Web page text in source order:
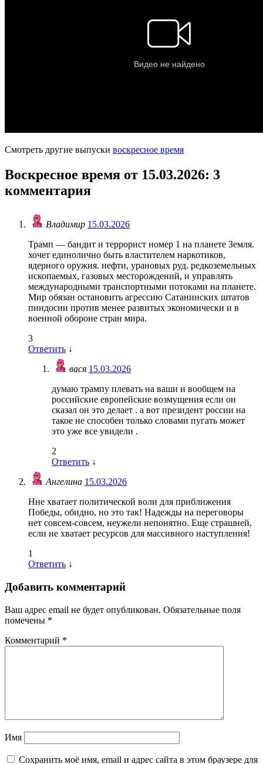
Смотреть другие выпуски воскресное время
Воскресное время от 15.03.2026: 3
комментария
Владимир 15.03.2026
Трамп — бандит и террорист номер 1 на планете Земля.
хочет единолично быть властителем наркотиков,
ядерного оружия. нефти, урановых руд. редкоземельных
ископаемых, газовых месторождений, и управлять
международными транспортными потоками на планете.
Мир обязан остановить агрессию Сатанинских штатов
пиндосии против менее развитых экономически и в
военной обороне стран мира.
3
Ответить ↓
вася 15.03.2026
думаю трампу плевать на ваши и вообщем на
российские европейские возмущения если он
сказал он это делает . а вот президент россии на
такое не способен только словами пугать может
это уже все увидели .
2
Ответить ↓
Ангелина 15.03.2026
Нне хватает политической воли для приближения
Победы, обидно, но это так! Надежды на переговоры
нет совсем-совсем, неужели непонятно. Еще страшней,
если не хватает ресурсов для массивного наступления!
1
Ответить ↓
Добавить комментарий
Ваш адрес email не будет опубликован. Обязательные поля
помечены *
Комментарий *
Имя
Сохранить моё имя, email и адрес сайта в этом браузере для